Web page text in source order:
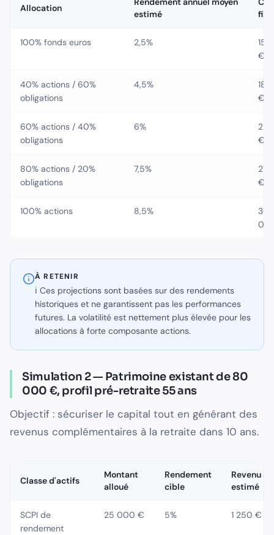
Allocation
estimé
100% fonds euros 2,5%
€
40% actions / 60%
obligations
4,5%
€
60% actions / 40%
obligations
6%
€
80% actions / 20%
obligations
7,5%
€
100% actions 8,5%
308
À RETENIR
ℹ️ Ces projections sont basées sur des rendements
historiques et ne garantissent pas les performances
futures. La volatilité est nettement plus élevée pour les
allocations à forte composante actions.
Simulation 2 — Patrimoine existant de 80
000 €, profil pré-retraite 55 ans
Objectif : sécuriser le capital tout en générant des
revenus complémentaires à la retraite dans 10 ans.
Classe d'actifs
Montant
alloué
Rendement
cible
Revenu
estimé
SCPI de
rendement
25 000 € 5% 1 250 €